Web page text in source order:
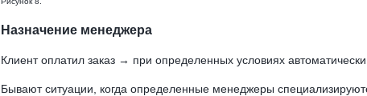
Назначение менеджера
Клиент оплатил заказ → при определенных условиях
Бывают ситуации, когда определенные менеджеры